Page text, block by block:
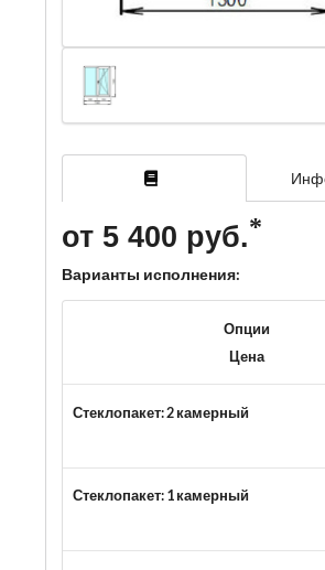
от 5 400 руб.
Варианты исполнения:
Опции
Цена
Стеклопакет: 2 камерный
Стеклопакет: 1 камерный